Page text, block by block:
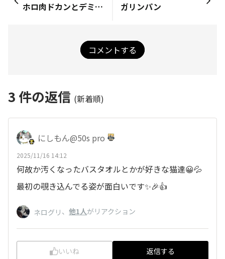
ホロ肉ドカンとデミグラスカレー
ガリンパン
コメントする
3 件の返信 (新着順)
にしもん@50s pro
2025/11/16 14:12
何故か汚くなったバスタオルとかが好きな猫達😀💦
最初の覗き込んでる姿が面白いです✨🎉👍
ネログリ 、 他1人がリアクション
いいね 返信する